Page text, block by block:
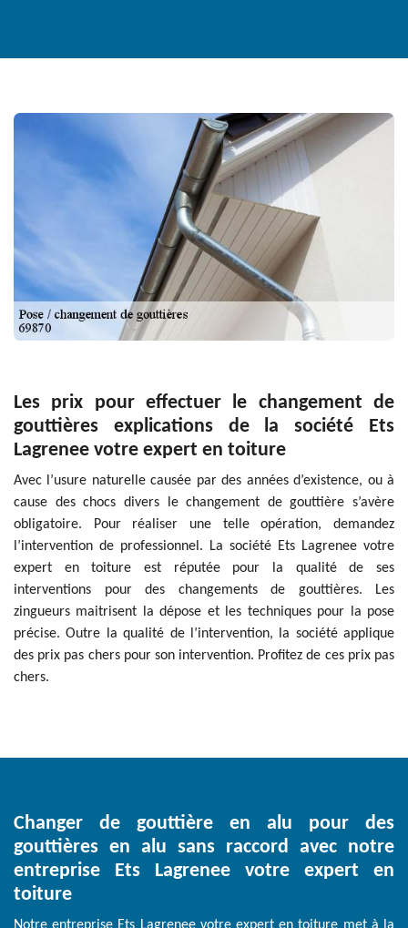
Les prix pour effectuer le changement de
gouttières explications de la société Ets
Lagrenee votre expert en toiture
Avec l’usure naturelle causée par des années d’existence, ou à
cause des chocs divers le changement de gouttière s’avère
obligatoire. Pour réaliser une telle opération, demandez
l’intervention de professionnel. La société Ets Lagrenee votre
expert en toiture est réputée pour la qualité de ses
interventions pour des changements de gouttières. Les
zingueurs maitrisent la dépose et les techniques pour la pose
précise. Outre la qualité de l’intervention, la société applique
des prix pas chers pour son intervention. Profitez de ces prix pas
chers.
Changer de gouttière en alu pour des
gouttières en alu sans raccord avec notre
entreprise Ets Lagrenee votre expert en
toiture